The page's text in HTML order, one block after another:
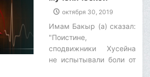
смерти
октября 30, 2019
Имам Бакыр (а) сказал:
"Поистине,
сподвижники Хусейна
не испытывали боли от